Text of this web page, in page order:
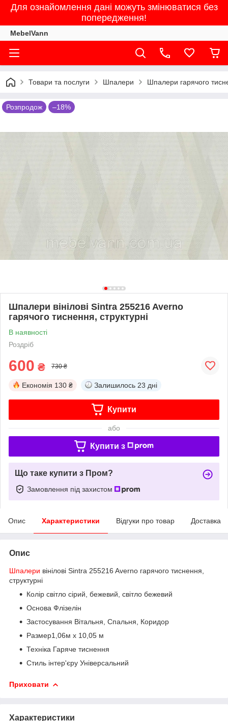
Для ознайомлення дані можуть змінюватися без
попередження!
MebelVann
Товари та послуги Шпалери Шпалери гарячого
Розпродож –18%
Шпалери вінілові Sintra 255216 Averno
гарячого тиснення, структурні
В наявності
Роздріб
600 ₴ 730 ₴
Економія 130 ₴ Залишилось 23 дні
Купити
або
Купити з
Що таке купити з Пром?
Замовлення під захистом
Опис Характеристики Відгуки про товар Доставка
Опис
Шпалери вінілові Sintra 255216 Averno гарячого тиснення,
структурні
Колір світло сірий, бежевий, світло бежевий
Основа Флізелін
Застосування Вітальня, Спальня, Коридор
Размер1,06м х 10,05 м
Техніка Гаряче тиснення
Стиль інтер'єру Універсальний
Приховати
Характеристики